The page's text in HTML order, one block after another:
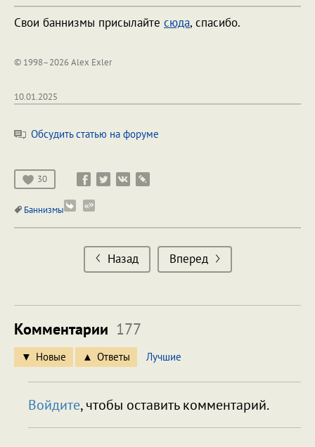
Свои баннизмы присылайте сюда, спасибо.
© 1998–2026 Alex Exler
10.01.2025
Обсудить статью на форуме
30
Баннизмы
Назад Вперед
Комментарии 177
Новые Ответы Лучшие
Войдите, чтобы оставить комментарий.